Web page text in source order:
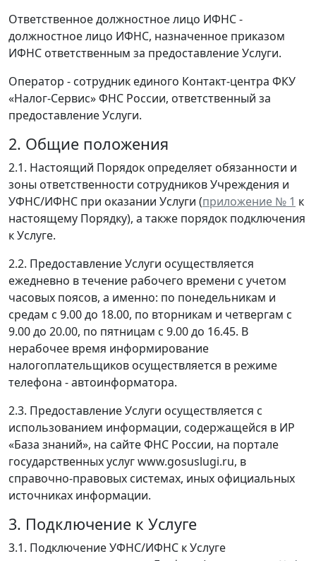
Ответственное должностное лицо ИФНС -
должностное лицо ИФНС, назначенное приказом
ИФНС ответственным за предоставление Услуги.
Оператор - сотрудник единого Контакт-центра ФКУ
«Налог-Сервис» ФНС России, ответственный за
предоставление Услуги.
2. Общие положения
2.1. Настоящий Порядок определяет обязанности и
зоны ответственности сотрудников Учреждения и
УФНС/ИФНС при оказании Услуги (приложение № 1 к
настоящему Порядку), а также порядок подключения
к Услуге.
2.2. Предоставление Услуги осуществляется
ежедневно в течение рабочего времени с учетом
часовых поясов, а именно: по понедельникам и
средам с 9.00 до 18.00, по вторникам и четвергам с
9.00 до 20.00, по пятницам с 9.00 до 16.45. В
нерабочее время информирование
налогоплательщиков осуществляется в режиме
телефона - автоинформатора.
2.3. Предоставление Услуги осуществляется с
использованием информации, содержащейся в ИР
«База знаний», на сайте ФНС России, на портале
государственных услуг www.gosuslugi.ru, в
справочно-правовых системах, иных официальных
источниках информации.
3. Подключение к Услуге
3.1. Подключение УФНС/ИФНС к Услуге